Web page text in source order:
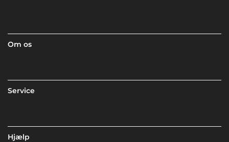
Om os
Service
Hjælp